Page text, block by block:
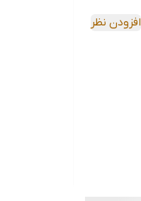
افزودن نظر